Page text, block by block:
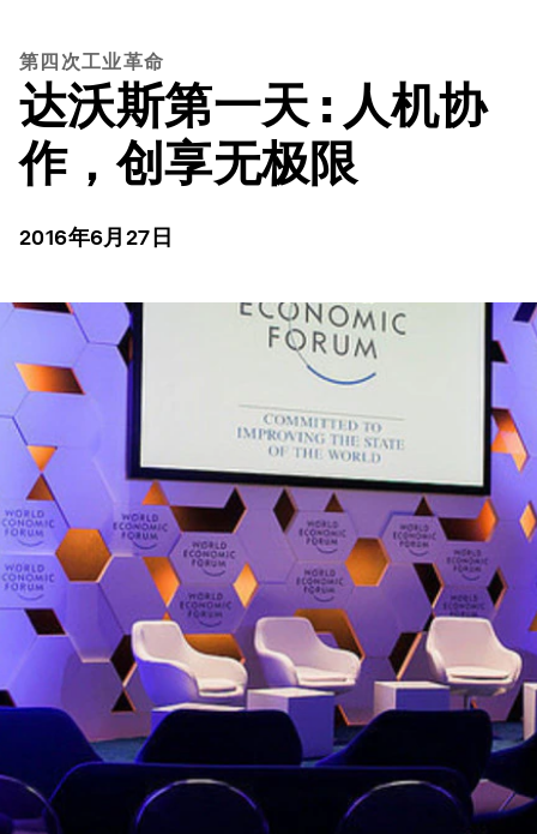
第四次工业革命
达沃斯第一天 : 人机协
作，创享无极限
2016年6月27日